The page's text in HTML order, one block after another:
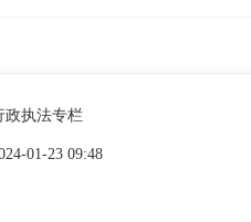
政执法专栏
01-23 09:48